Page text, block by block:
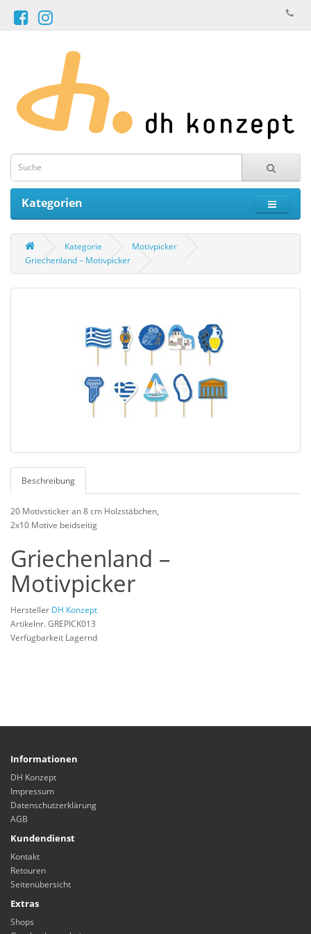
Kategorien
Kategorie
Motivpicker
Griechenland – Motivpicker
Beschreibung
20 Motivsticker an 8 cm Holzstäbchen,
2x10 Motive beidseitig
Griechenland –
Motivpicker
Hersteller DH Konzept
Artikelnr. GREPICK013
Verfügbarkeit Lagernd
Informationen
DH Konzept
Impressum
Datenschutzerklärung
AGB
Kundendienst
Kontakt
Retouren
Seitenübersicht
Extras
Shops